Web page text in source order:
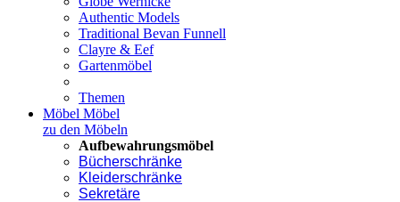
Authentic Models
Traditional Bevan Funnell
Clayre & Eef
Gartenmöbel
Themen
Möbel Möbel
zu den Möbeln
Aufbewahrungsmöbel
Bücherschränke
Kleiderschränke
Sekretäre